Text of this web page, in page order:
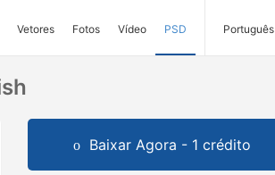
Vetores Fotos Vídeo PSD Português
Baixar Agora - 1 crédito